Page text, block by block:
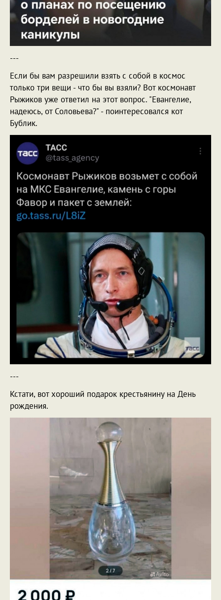
---
Если бы вам разрешили взять с собой в космос
только три вещи - что бы вы взяли? Вот космонавт
Рыжиков уже ответил на этот вопрос. "Евангелие,
надеюсь, от Соловьева?" - поинтересовался кот
Бублик.
---
Кстати, вот хороший подарок крестьянину на День
рождения.